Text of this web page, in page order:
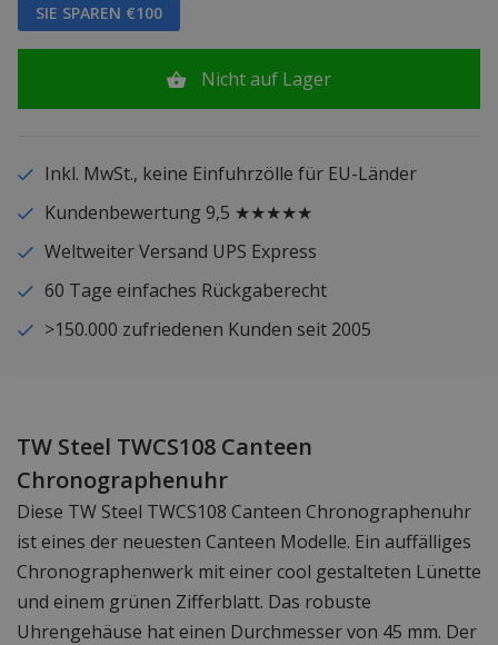
SIE SPAREN €100
Nicht auf Lager
Inkl. MwSt., keine Einfuhrzölle für EU-Länder
Kundenbewertung 9,5 ★★★★★
Weltweiter Versand UPS Express
60 Tage einfaches Rückgaberecht
>150.000 zufriedenen Kunden seit 2005
TW Steel TWCS108 Canteen
Chronographenuhr
Diese TW Steel TWCS108 Canteen Chronographenuhr
ist eines der neuesten Canteen Modelle. Ein auffälliges
Chronographenwerk mit einer cool gestalteten Lünette
und einem grünen Zifferblatt. Das robuste
Uhrengehäuse hat einen Durchmesser von 45 mm. Der